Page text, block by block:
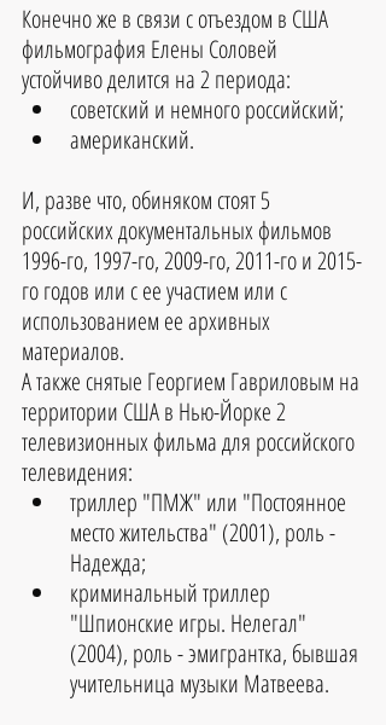
Конечно же в связи с отъездом в США
фильмография Елены Соловей
устойчиво делится на 2 периода:
советский и немного российский;
американский.
И, разве что, обиняком стоят 5
российских документальных фильмов
1996-го, 1997-го, 2009-го, 2011-го и 2015-
го годов или с ее участием или с
использованием ее архивных
материалов.
А также снятые Георгием Гавриловым на
территории США в Нью-Йорке 2
телевизионных фильма для российского
телевидения:
триллер "ПМЖ" или "Постоянное
место жительства" (2001), роль -
Надежда;
криминальный триллер
"Шпионские игры. Нелегал"
(2004), роль - эмигрантка, бывшая
учительница музыки Матвеева.